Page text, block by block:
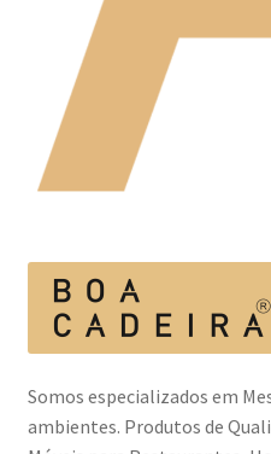
Somos especializados em
ambientes. Produtos de